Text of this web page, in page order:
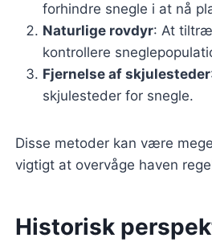
forhindre snegle i at nå
Naturlige rovdyr: At
kontrollere
Fjernelse af skjulesteder
skjulesteder for snegle.
Disse metoder kan være
vigtigt at overvåge haven
Historisk